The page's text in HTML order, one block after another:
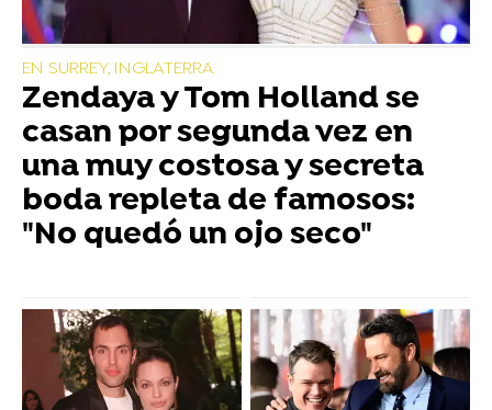
EN SURREY, INGLATERRA
Zendaya y Tom Holland se
casan por segunda vez en
una muy costosa y secreta
boda repleta de famosos:
"No quedó un ojo seco"